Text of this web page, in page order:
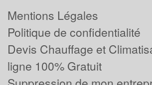
Mentions Légales
Politique de confidentialité
Devis Chauffage et
ligne 100% Gratuit